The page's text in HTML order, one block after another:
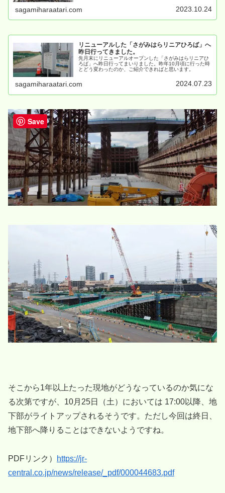
の写真で、現地の様子をご紹介させていただきます。
sagamiharaatari.com 2023.10.24
リニューアルした「さがみはらリニアひろば」へ
昨日行ってきました。
先月末にリニューアルオープンした「さがみはらリニアひ
ろば」へ昨日行ってまいりました。昨年10月頃に行った時
とどう変わったのか、ご紹介できればと思います。
sagamiharaatari.com 2024.07.23
そこから1年以上たった現地がどうなっているのか気にな
る次第ですが、10月25日（土）においては 17:00以降、地
下部がライトアップされるそうです。ただし今回は終日、
地下部へ降りることはできないようですね。
PDFリンク）
https://jr-
central.co.jp/news/release/_pdf/000044683.pdf
Save